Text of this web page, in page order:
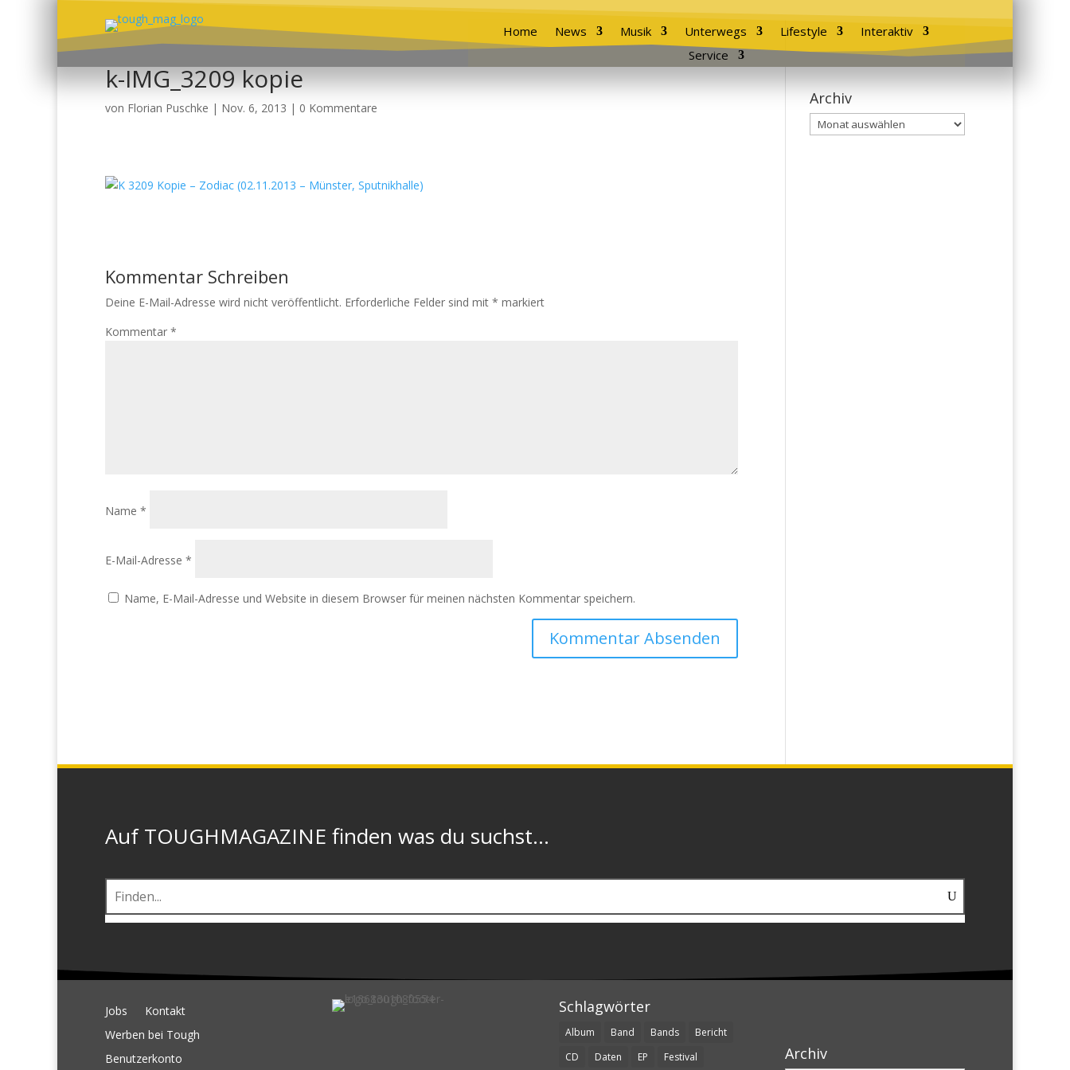
Home News Musik Unterwegs Lifestyle
Interaktiv
Service
k-IMG_3209 kopie
von Florian Puschke | Nov. 6, 2013 | 0 Kommentare
Kommentar Schreiben
Deine E-Mail-Adresse wird nicht veröffentlicht. Erforderliche Felder sind mit * markiert
Kommentar *
Name *
E-Mail-Adresse *
Name, E-Mail-Adresse und Website in diesem Browser für meinen nächsten Kommentar speichern.
Archiv
Archiv
Auf TOUGHMAGAZINE finden was du suchst...
Jobs
Kontakt
Werben bei Tough
Benutzerkonto
Schlagwörter
Album Band Bands
Bericht
CD
Daten EP Festival Archiv